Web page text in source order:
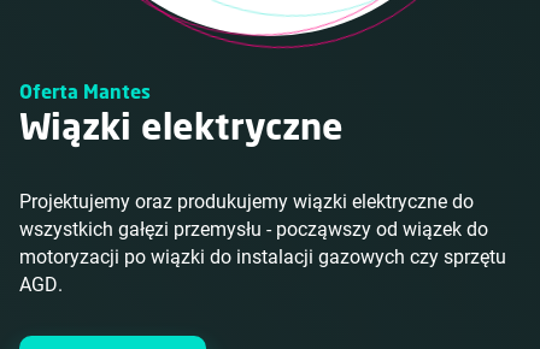
Oferta Mantes
Wiązki elektryczne
Projektujemy oraz produkujemy wiązki elektryczne do
wszystkich gałęzi przemysłu - począwszy od wiązek do
motoryzacji po wiązki do instalacji gazowych czy sprzętu
AGD.